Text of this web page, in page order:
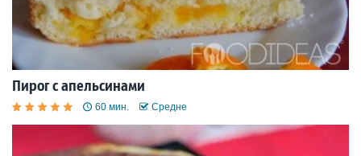
Пирог с апельсинами
60 мин. Средне